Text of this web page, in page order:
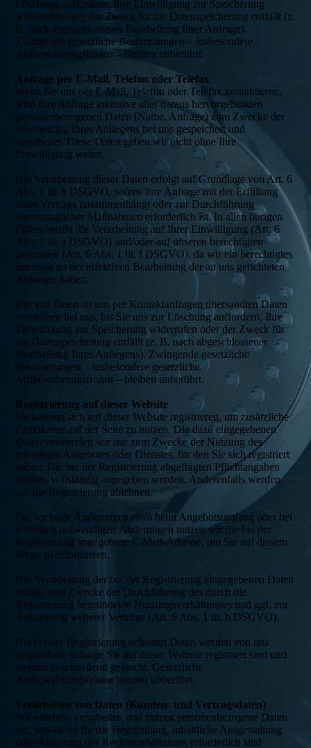
Löschung auffordern, Ihre Einwilligung zur Speicherung
widerrufen oder der Zweck für die Datenspeicherung entfällt (z.
B. nach abgeschlossener Bearbeitung Ihrer Anfrage).
Zwingende gesetzliche Bestimmungen – insbesondere
Aufbewahrungsfristen – bleiben unberührt.
Anfrage per E-Mail, Telefon oder Telefax
Wenn Sie uns per E-Mail, Telefon oder Telefax kontaktieren,
wird Ihre Anfrage inklusive aller daraus hervorgehenden
personenbezogenen Daten (Name, Anfrage) zum Zwecke der
Bearbeitung Ihres Anliegens bei uns gespeichert und
verarbeitet. Diese Daten geben wir nicht ohne Ihre
Einwilligung weiter.
Die Verarbeitung dieser Daten erfolgt auf Grundlage von Art. 6
Abs. 1 lit. b DSGVO, sofern Ihre Anfrage mit der Erfüllung
eines Vertrags zusammenhängt oder zur Durchführung
vorvertraglicher Maßnahmen erforderlich ist. In allen übrigen
Fällen beruht die Verarbeitung auf Ihrer Einwilligung (Art. 6
Abs. 1 lit. a DSGVO) und/oder auf unseren berechtigten
Interessen (Art. 6 Abs. 1 lit. f DSGVO), da wir ein berechtigtes
Interesse an der effektiven Bearbeitung der an uns gerichteten
Anfragen haben.
Die von Ihnen an uns per Kontaktanfragen übersandten Daten
verbleiben bei uns, bis Sie uns zur Löschung auffordern, Ihre
Einwilligung zur Speicherung widerrufen oder der Zweck für
die Datenspeicherung entfällt (z. B. nach abgeschlossener
Bearbeitung Ihres Anliegens). Zwingende gesetzliche
Bestimmungen – insbesondere gesetzliche
Aufbewahrungsfristen – bleiben unberührt.
Registrierung auf dieser Website
Sie können sich auf dieser Website registrieren, um zusätzliche
Funktionen auf der Seite zu nutzen. Die dazu eingegebenen
Daten verwenden wir nur zum Zwecke der Nutzung des
jeweiligen Angebotes oder Dienstes, für den Sie sich registriert
haben. Die bei der Registrierung abgefragten Pflichtangaben
müssen vollständig angegeben werden. Anderenfalls werden
wir die Registrierung ablehnen.
Für wichtige Änderungen etwa beim Angebotsumfang oder bei
technisch notwendigen Änderungen nutzen wir die bei der
Registrierung angegebene E-Mail-Adresse, um Sie auf diesem
Wege zu informieren.
Die Verarbeitung der bei der Registrierung eingegebenen Daten
erfolgt zum Zwecke der Durchführung des durch die
Registrierung begründeten Nutzungsverhältnisses und ggf. zur
Anbahnung weiterer Verträge (Art. 6 Abs. 1 lit. b DSGVO).
Die bei der Registrierung erfassten Daten werden von uns
gespeichert, solange Sie auf dieser Website registriert sind und
werden anschließend gelöscht. Gesetzliche
Aufbewahrungsfristen bleiben unberührt.
Verarbeiten von Daten (Kunden- und Vertragsdaten)
Wir erheben, verarbeiten und nutzen personenbezogene Daten
nur, soweit sie für die Begründung, inhaltliche Ausgestaltung
oder Änderung des Rechtsverhältnisses erforderlich sind